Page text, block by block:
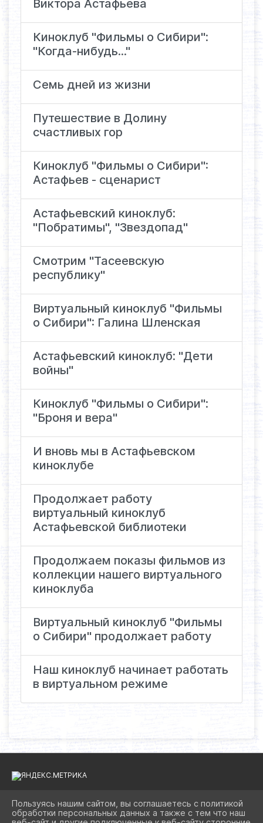
Виктора Астафьева
Киноклуб "Фильмы о Сибири":
"Когда-нибудь..."
Семь дней из жизни
Путешествие в Долину
счастливых гор
Киноклуб "Фильмы о Сибири":
Астафьев - сценарист
Астафьевский киноклуб:
"Побратимы", "Звездопад"
Смотрим "Тасеевскую
республику"
Виртуальный киноклуб "Фильмы
о Сибири": Галина Шленская
Астафьевский киноклуб: "Дети
войны"
Киноклуб "Фильмы о Сибири":
"Броня и вера"
И вновь мы в Астафьевском
киноклубе
Продолжает работу
виртуальный киноклуб
Астафьевской библиотеки
Продолжаем показы фильмов из
коллекции нашего виртуального
киноклуба
Виртуальный киноклуб "Фильмы
о Сибири" продолжает работу
Наш киноклуб начинает работать
в виртуальном режиме
2026 Г. BIBLIOAST.RU
Пользуясь нашим сайтом, вы соглашаетесь с политикой
обработки персональных данных а также с тем что наш